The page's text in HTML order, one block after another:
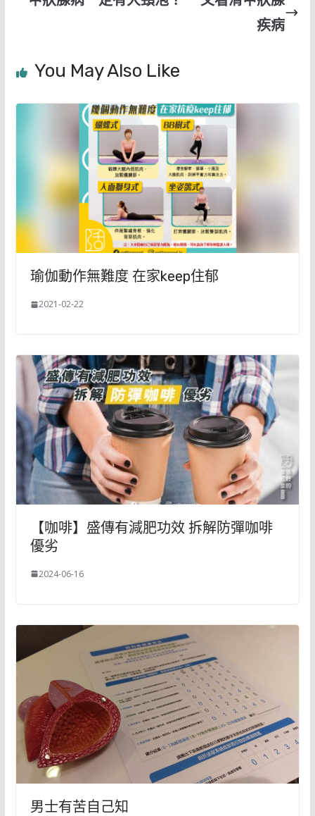
疾病
You May Also Like
瑜伽動作無難度 在家keep住郁
2021-02-22
【咖啡】盛傳有減肥功效 拆解防彈咖啡
優劣
2024-06-16
男士有苦自己知